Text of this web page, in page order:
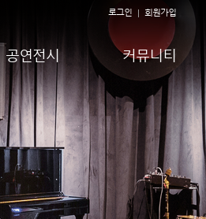
로그인 회원가입
공연전시 커뮤니티